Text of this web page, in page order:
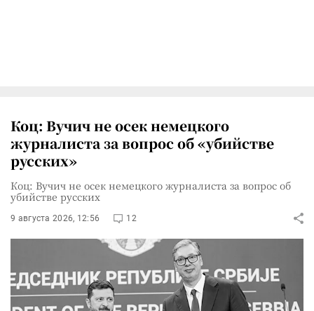
Коц: Вучич не осек немецкого
журналиста за вопрос об «убийстве
русских»
Коц: Вучич не осек немецкого журналиста за вопрос об
убийстве русских
9 августа 2026, 12:56 12